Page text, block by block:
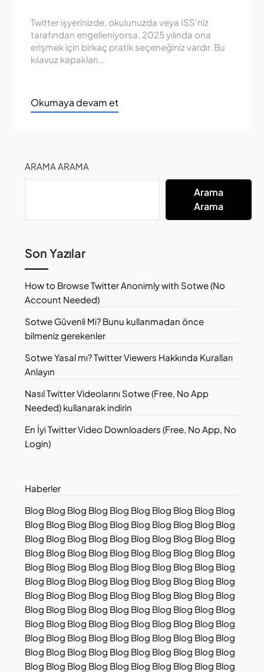
Twitter işyerinizde, okulunuzda veya ISS'niz
tarafından engelleniyorsa, 2025 yılında ona
erişmek için birkaç pratik seçeneğiniz vardır. Bu
kılavuz kapakları...
Okumaya devam et
ARAMA ARAMA
Arama
Arama
Son Yazılar
How to Browse Twitter Anonimly with Sotwe (No
Account Needed)
Sotwe Güvenli Mi? Bunu kullanmadan önce
bilmeniz gerekenler
Sotwe Yasal mı? Twitter Viewers Hakkında Kuralları
Anlayın
Nasıl Twitter Videolarını Sotwe (Free, No App
Needed) kullanarak indirin
En İyi Twitter Video Downloaders (Free, No App, No
Login)
Haberler
Blog Blog Blog Blog Blog Blog Blog Blog Blog Blog
Blog Blog Blog Blog Blog Blog Blog Blog Blog Blog
Blog Blog Blog Blog Blog Blog Blog Blog Blog Blog
Blog Blog Blog Blog Blog Blog Blog Blog Blog Blog
Blog Blog Blog Blog Blog Blog Blog Blog Blog Blog
Blog Blog Blog Blog Blog Blog Blog Blog Blog Blog
Blog Blog Blog Blog Blog Blog Blog Blog Blog Blog
Blog Blog Blog Blog Blog Blog Blog Blog Blog Blog
Blog Blog Blog Blog Blog Blog Blog Blog Blog Blog
Blog Blog Blog Blog Blog Blog Blog Blog Blog Blog
Blog Blog Blog Blog Blog Blog Blog Blog Blog Blog
Blog Blog Blog Blog Blog Blog Blog Blog Blog Blog